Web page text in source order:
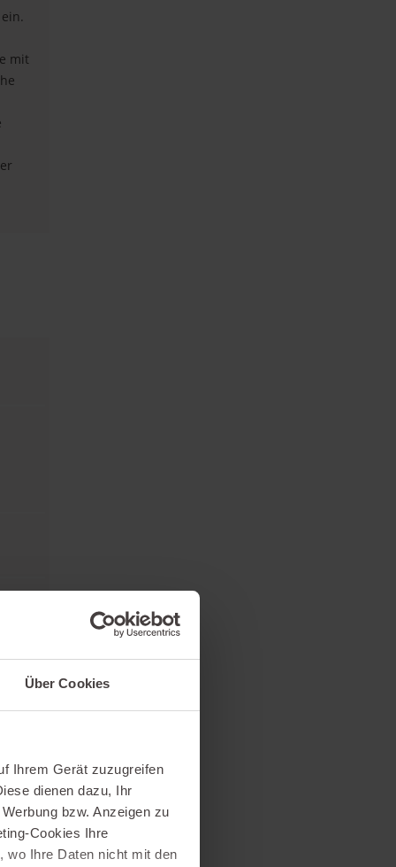
Über Cookies
Ihrem Gerät zuzugreifen
dienen dazu, Ihr
bzw. Anzeigen zu
Cookies Ihre
wo Ihre Daten nicht mit den
mit